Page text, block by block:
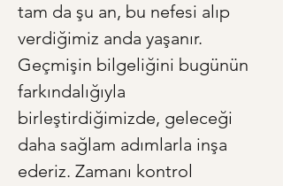
tam da şu an, bu nefesi alıp
verdiğimiz anda yaşanır.
Geçmişin bilgeliğini bugünün
farkındalığıyla
birleştirdiğimizde, geleceği
daha sağlam adımlarla inşa
ederiz. Zamanı kontrol